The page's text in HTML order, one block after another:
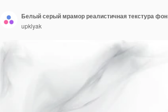
Белый серый мрамор реалистичная текстура фон
upklyak